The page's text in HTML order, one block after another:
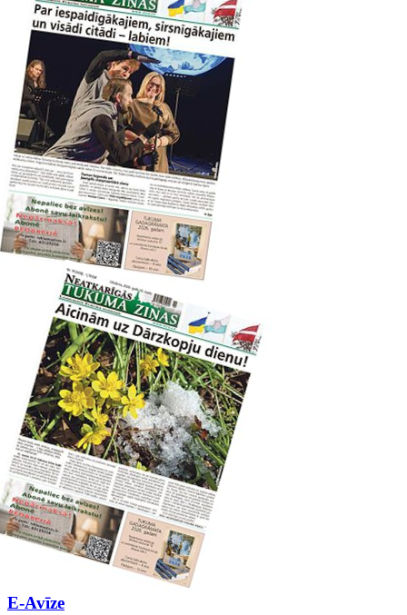
E-Avīze